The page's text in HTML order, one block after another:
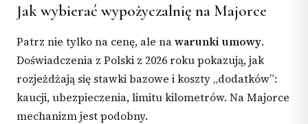
Jak wybierać wypożyczalnię na Majorce
Patrz nie tylko na cenę, ale nawarunki umowy.
Doświadczenia z Polski z 2026 roku pokazują, jak
rozjeżdżają się stawki bazowe i koszty „dodatków”:
kaucji, ubezpieczenia, limitu kilometrów. Na Majorce
mechanizm jest podobny.